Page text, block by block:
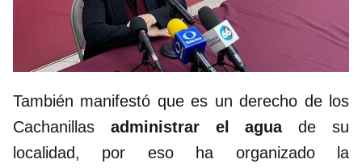
También manifestó que es un derecho de los
Cachanillas administrar el aguade su
localidad, por eso ha organizado la